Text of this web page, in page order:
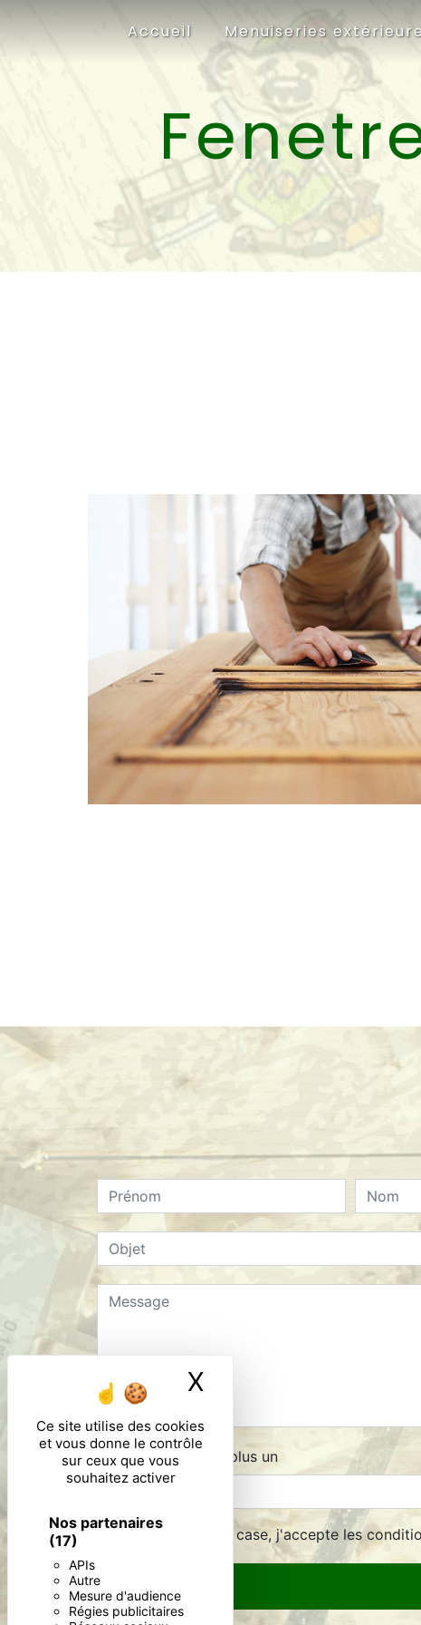
Ce site utilise des cookies
et vous donne le contrôle
sur ceux que vous
souhaitez activer
Nos partenaires
(17)
APIs
Autre
Mesure d'audience
Régies publicitaires
X
Accueil Menuiseries
Combien font cinq plus un
En cochant cette case, j'accepte les